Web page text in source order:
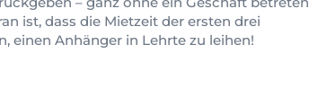
ist, dass die Mietzeit der ersten drei
einen Anhänger in Lehrte zu leihen!